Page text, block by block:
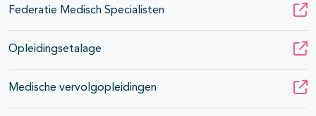
Federatie Medisch Specialisten
Opleidingsetalage
Medische vervolgopleidingen